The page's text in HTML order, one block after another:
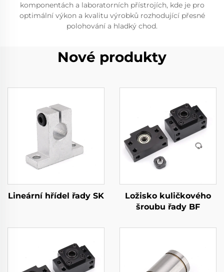
komponentách a laboratorních přístrojích, kde je pro
optimální výkon a kvalitu výrobků rozhodující přesné
polohování a hladký chod.
Nové produkty
Lineární hřídel řady SK
Ložisko kuličkového
šroubu řady BF